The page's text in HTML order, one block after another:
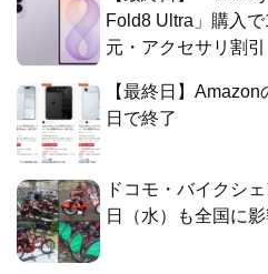
Fold8 Ultra」購入
元・アクセサリ割引
【最終日】
日で終了
ドコモ・バイクシ
日（水）も全国に